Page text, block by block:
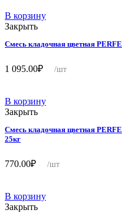
В корзину
Закрыть
Смесь кладочная цветная
1 095.00₽ /шт
В корзину
Закрыть
Смесь кладочная цветная
25кг
770.00₽ /шт
В корзину
Закрыть